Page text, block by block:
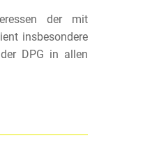
der mit
insbesondere
DPG in allen